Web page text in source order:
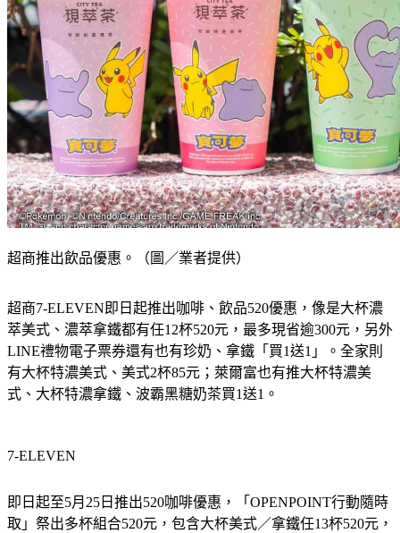
超商推出飲品優惠。（圖／業者提供）
超商7-ELEVEN即日起推出咖啡、飲品520優惠，像是大杯濃
萃美式、濃萃拿鐵都有任12杯520元，最多現省逾300元，另外
LINE禮物電子票券還有也有珍奶、拿鐵「買1送1」。全家則
有大杯特濃美式、美式2杯85元；萊爾富也有推大杯特濃美
式、大杯特濃拿鐵、波霸黑糖奶茶買1送1。
7-ELEVEN
即日起至5月25日推出520咖啡優惠，「OPENPOINT行動隨時
取」祭出多杯組合520元，包含大杯美式／拿鐵任13杯520元，